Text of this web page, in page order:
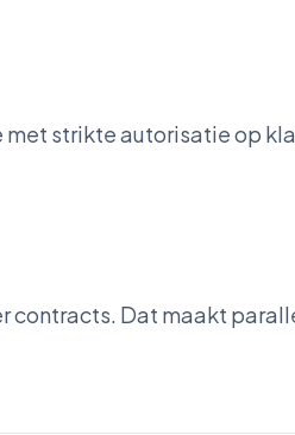
strikte autorisatie op
contracts. Dat maakt